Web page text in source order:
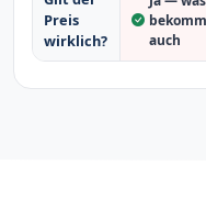
Preis
wirklich?
auch